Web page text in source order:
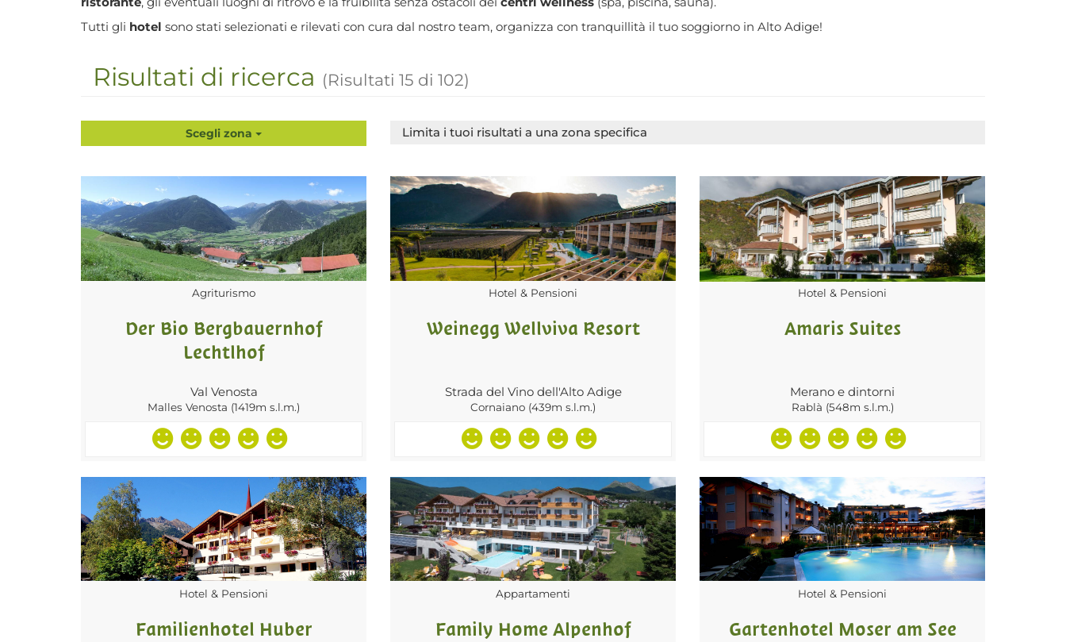
Tutti gli hotel sono stati selezionati e rilevati con cura dal nostro team, organizza con tranquillità il tuo soggiorno in Alto Adige!
Risultati di ricerca (Risultati 15 di 102)
Scegli zona Limita i tuoi risultati a una zona specifica
Agriturismo
Der Bio Bergbauernhof
Lechtlhof
Val Venosta
Malles Venosta (1419m s.l.m.)
Hotel & Pensioni
Weinegg Wellviva Resort
Strada del Vino dell'Alto Adige
Cornaiano (439m s.l.m.)
Hotel & Pensioni
Amaris Suites
Merano e dintorni
Rablà (548m s.l.m.)
Hotel & Pensioni
Familienhotel Huber
Appartamenti
Family Home Alpenhof
Hotel & Pensioni
Gartenhotel Moser am See